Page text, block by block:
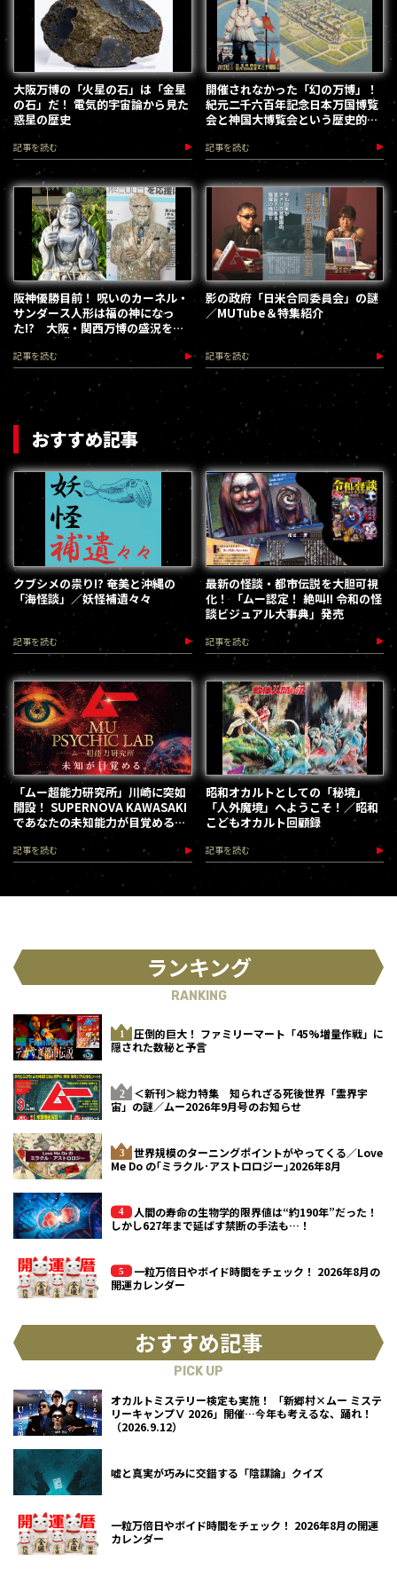
大阪万博の「火星の石」は「金星
の石」だ！ 電気的宇宙論から見た
惑星の歴史
記事を読む
開催されなかった「幻の万博」！
紀元二千六百年記念日本万国博覧
会と神国大博覧会という歴史的事
記事を読む
阪神優勝目前！ 呪いのカーネル・
サンダース人形は福の神になっ
た!? 大阪・関西万博の盛況を予
祝する守護者へ
記事を読む
影の政府「日米合同委員会」の謎
／MUTube＆特集紹介
記事を読む
おすすめ記事
クブシメの祟り!? 奄美と沖縄の
「海怪談」／妖怪補遺々々
記事を読む
最新の怪談・都市伝説を大胆可視
化！ 「ムー認定！ 絶叫!! 令和の怪
談ビジュアル大事典」発売
記事を読む
「ムー超能力研究所」川崎に突如
開設！ SUPERNOVA KAWASAKI
であなたの未知能力が目覚める
（2026.8.18-28）
記事を読む
昭和オカルトとしての「秘境」
「人外魔境」へようこそ！／昭和
こどもオカルト回顧録
記事を読む
ランキング
RANKING
圧倒的巨大！ ファミリーマート「45%増量作戦」に
隠された数秘と予言
＜新刊＞総力特集 知られざる死後世界「霊界宇
宙」の謎／ムー2026年9月号のお知らせ
世界規模のターニングポイントがやってくる／Love
Me Do の｢ミラクル･アストロロジー｣2026年8月
人間の寿命の生物学的限界値は“約190年”だった！
しかし627年まで延ばす禁断の手法も…！
一粒万倍日やボイド時間をチェック！ 2026年8月の
開運カレンダー
おすすめ記事
PICK UP
オカルトミステリー検定も実施！ 「新郷村×ムー ミステ
リーキャンプⅤ 2026」開催…今年も考えるな、踊れ！
（2026.9.12）
嘘と真実が巧みに交錯する「陰謀論」クイズ
一粒万倍日やボイド時間をチェック！ 2026年8月の開運
カレンダー